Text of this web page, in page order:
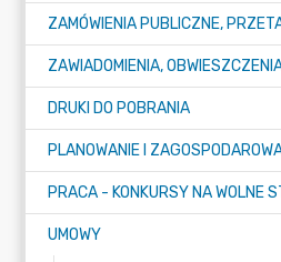
DRUKI DO POBRANIA
UMOWY